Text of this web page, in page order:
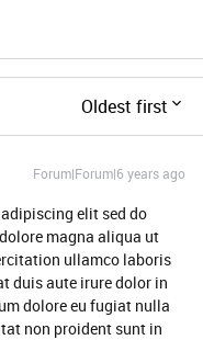
Oldest first
Forum|Forum|6 years ago
elit sed do
magna aliqua ut
ullamco laboris
duis aute irure dolor in
dolore eu fugiat nulla
non proident sunt in